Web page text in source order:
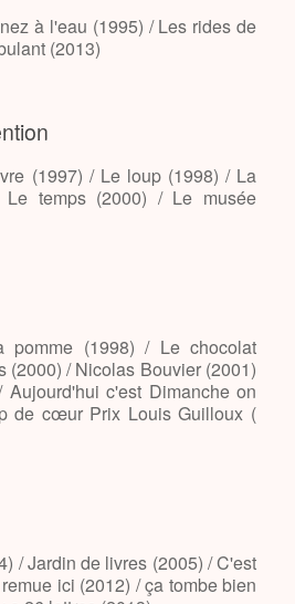
à l'eau (1995) / Les rides de
(2013)
(1997) / Le loup (1998) / La
Le temps (2000) / Le musée
pomme (1998) / Le chocolat
(2000) / Nicolas Bouvier (2001)
c'est Dimanche on
de cœur Prix Louis Guilloux (
/ Jardin de livres (2005) / C'est
ici (2012) / ça tombe bien